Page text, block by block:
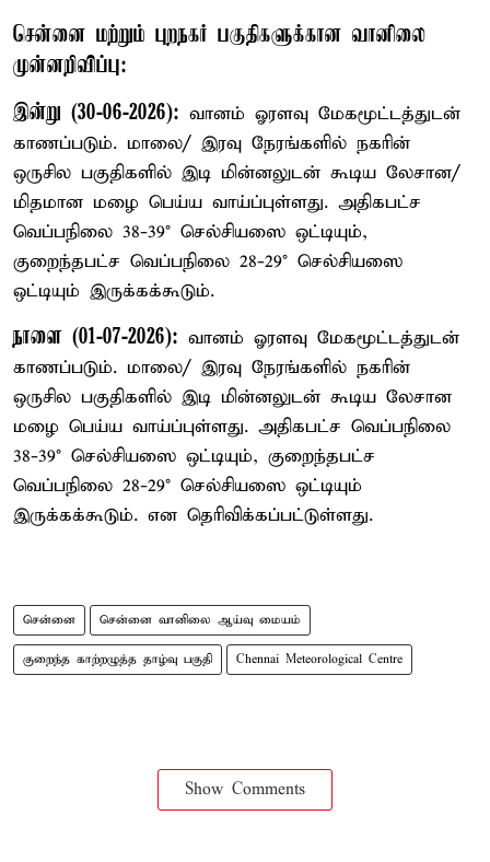
சென்னை மற்றும் புறநகர் பகுதிகளுக்கான வானிலை
முன்னறிவிப்பு:
இன்று (30-06-2026): வானம் ஓரளவு மேகமூட்டத்துடன்
காணப்படும். மாலை/ இரவு நேரங்களில் நகரின்
ஒருசில பகுதிகளில் இடி மின்னலுடன் கூடிய லேசான/
மிதமான மழை பெய்ய வாய்ப்புள்ளது. அதிகபட்ச
வெப்பநிலை 38-39° செல்சியஸை ஒட்டியும்,
குறைந்தபட்ச வெப்பநிலை 28-29° செல்சியஸை
ஒட்டியும் இருக்கக்கூடும்.
நாளை (01-07-2026): வானம் ஓரளவு மேகமூட்டத்துடன்
காணப்படும். மாலை/ இரவு நேரங்களில் நகரின்
ஒருசில பகுதிகளில் இடி மின்னலுடன் கூடிய லேசான
மழை பெய்ய வாய்ப்புள்ளது. அதிகபட்ச வெப்பநிலை
38-39° செல்சியஸை ஒட்டியும், குறைந்தபட்ச
வெப்பநிலை 28-29° செல்சியஸை ஒட்டியும்
இருக்கக்கூடும். என தெரிவிக்கப்பட்டுள்ளது.
சென்னை சென்னை வானிலை ஆய்வு மையம்
குறைந்த காற்றழுத்த தாழ்வு பகுதி Chennai Meteorological Centre
Show Comments